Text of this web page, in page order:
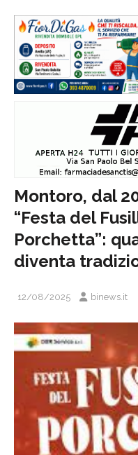
Montoro, dal
“Festa del
Porchetta”:
diventa
12/08/2025 binews.it